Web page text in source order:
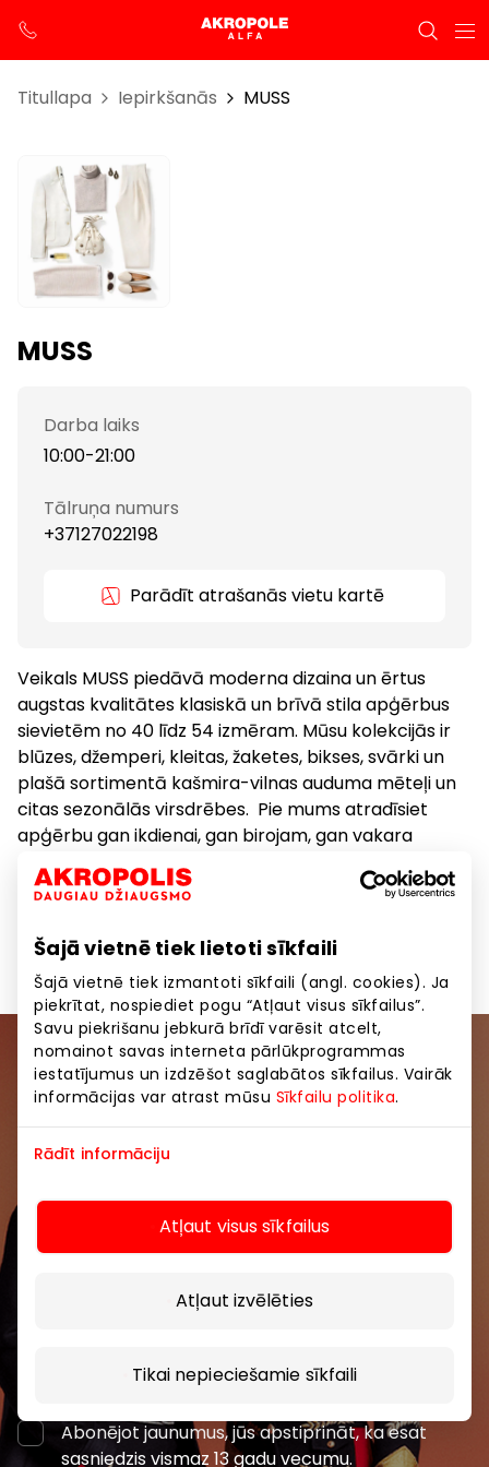
Šajā vietnē tiek lietoti sīkfaili
Šajā vietnē tiek izmantoti sīkfaili (angl. cookies). Ja
piekrītat, nospiediet pogu “Atļaut visus sīkfailus”.
Savu piekrišanu jebkurā brīdī varēsit atcelt,
nomainot savas interneta pārlūkprogrammas
iestatījumus un izdzēšot saglabātos sīkfailus. Vairāk
informācijas var atrast mūsu Sīkfailu politika.
Rādīt informāciju
Atļaut visus sīkfailus
Atļaut izvēlēties
Tikai nepieciešamie sīkfaili
Titullapa Iepirkšanās MUSS
MUSS
Darba laiks
10:00-21:00
Tālruņa numurs
+37127022198
Parādīt atrašanās vietu kartē
Veikals MUSS piedāvā moderna dizaina un ērtus
augstas kvalitātes klasiskā un brīvā stila apģērbus
sievietēm no 40 līdz 54 izmēram. Mūsu kolekcijās ir
blūzes, džemperi, kleitas, žaketes, bikses, svārki un
plašā sortimentā kašmira-vilnas auduma mēteļi un
citas sezonālās virsdrēbes. Pie mums atradīsiet
apģērbu gan ikdienai, gan birojam, gan vakara
pasākumiem, izlaidumiem.
Apģērbs
Pievienojieties mūsu kopienai
Uzzini pirmais par labākajiem piedāvājumiem,
pasākumiem un jaunāko informāciju iepirkšanās un
Rīga”.
Abonēt
Abonējot jaunumus, jūs apstiprināt, ka esat
sasniedzis vismaz 13 gadu vecumu.